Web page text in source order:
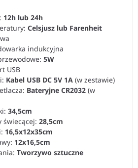
12h lub 24h
Celsjusz lub Farenheit
indukcyjna
5W
USB
Kabel USB DC 5V 1A (w zestawie)
Bateryjne CR2032 (w
34,5cm
świecącej: 28,5cm
16,5x12x35cm
12x16,5cm
Tworzywo sztuczne